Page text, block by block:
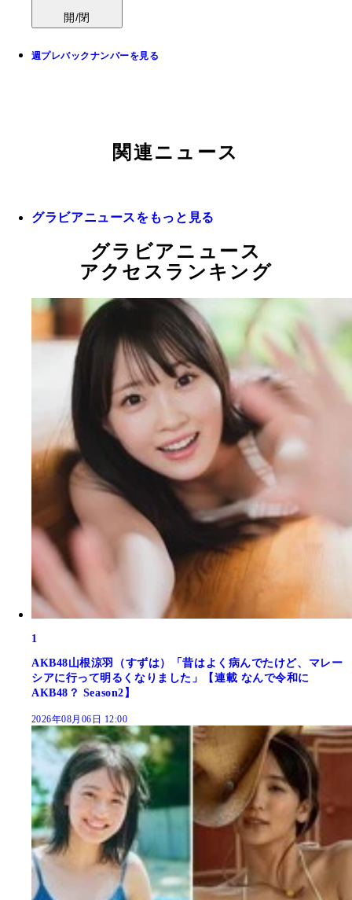
開/閉
週プレバックナンバーを見る
関連ニュース
グラビアニュースをもっと見る
グラビアニュース
アクセスランキング
1
AKB48山根涼羽（すずは）「昔はよく病んでたけど、マレー
シアに行って明るくなりました」【連載 なんで令和に
AKB48？ Season2】
2026年08月06日 12:00